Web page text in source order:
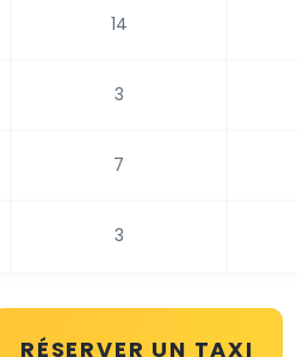
14
3
7
3
RÉSERVER UN TAXI